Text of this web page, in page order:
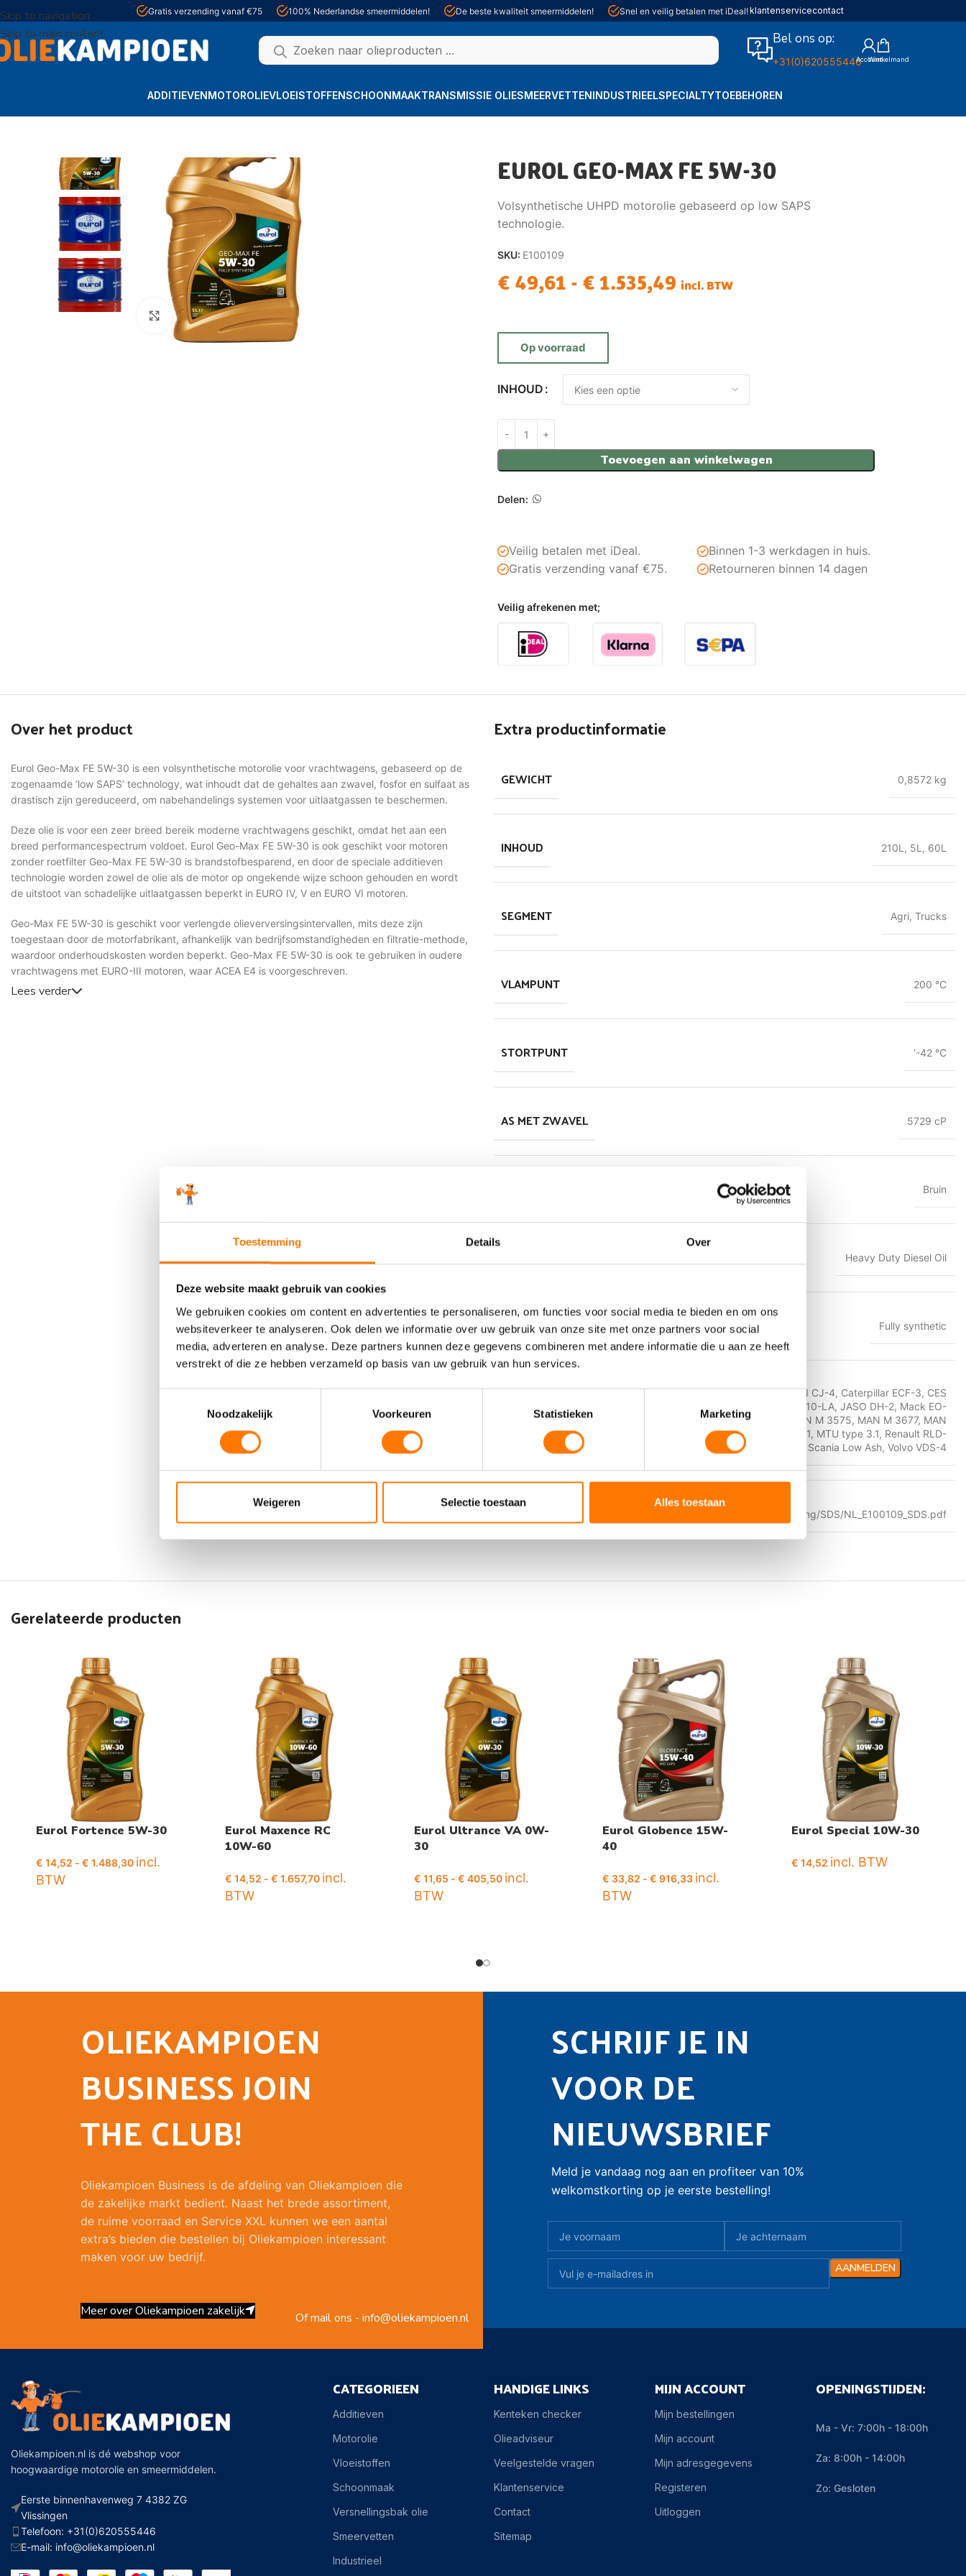
Toestemming Details Over
Deze website maakt gebruik van cookies
We gebruiken cookies om content en advertenties te personaliseren, om functies voor social media te bieden en om ons
websiteverkeer te analyseren. Ook delen we informatie over uw gebruik van onze site met onze partners voor social
media, adverteren en analyse. Deze partners kunnen deze gegevens combineren met andere informatie die u aan ze heeft
verstrekt of die ze hebben verzameld op basis van uw gebruik van hun services.
Noodzakelijk
Voorkeuren Statistieken Marketing
Weigeren Selectie toestaan Alles toestaan
Skip to navigation
Skip to main content
Gratis verzending vanaf €75 100% Nederlandse smeermiddelen! De beste kwaliteit smeermiddelen! Snel en veilig betalen met iDeal!klantenservicecontact
Bel ons op:
+31(0)620555446
ADDITIEVENMOTOROLIEVLOEISTOFFENSCHOONMAAKTRANSMISSIE OLIESMEERVETTENINDUSTRIEELSPECIALTYTOEBEHOREN
Click to enlarge
EUROL GEO-MAX FE 5W-30
Volsynthetische UHPD motorolie gebaseerd op low SAPS
technologie.
SKU: E100109
€ 49,61 - € 1.535,49 incl. BTW
Op voorraad
INHOUD
Toevoegen aan winkelwagen
Delen:
Veilig betalen met iDeal.
Gratis verzending vanaf €75.
Binnen 1-3 werkdagen in huis.
Retourneren binnen 14 dagen
Veilig afrekenen met;
Over het product
Eurol Geo-Max FE 5W-30 is een volsynthetische motorolie voor vrachtwagens, gebaseerd op de
zogenaamde ‘low SAPS’ technology, wat inhoudt dat de gehaltes aan zwavel, fosfor en sulfaat as
drastisch zijn gereduceerd, om nabehandelings systemen voor uitlaatgassen te beschermen.
Deze olie is voor een zeer breed bereik moderne vrachtwagens geschikt, omdat het aan een
breed performancespectrum voldoet. Eurol Geo-Max FE 5W-30 is ook geschikt voor motoren
zonder roetfilter Geo-Max FE 5W-30 is brandstofbesparend, en door de speciale additieven
technologie worden zowel de olie als de motor op ongekende wijze schoon gehouden en wordt
de uitstoot van schadelijke uitlaatgassen beperkt in EURO IV, V en EURO VI motoren.
Geo-Max FE 5W-30 is geschikt voor verlengde olieverversingsintervallen, mits deze zijn
toegestaan door de motorfabrikant, afhankelijk van bedrijfsomstandigheden en filtratie-methode,
waardoor onderhoudskosten worden beperkt. Geo-Max FE 5W-30 is ook te gebruiken in oudere
vrachtwagens met EURO-III motoren, waar ACEA E4 is voorgeschreven.
Lees verder
Extra productinformatie
GEWICHT 0,8572 kg
INHOUD 210L , 5L , 60L
SEGMENT Agri, Trucks
VLAMPUNT 200 °C
STORTPUNT ‘-42 °C
AS MET ZWAVEL 5729 cP
Bruin
Heavy Duty Diesel Oil
SAMENSTELLING Fully synthetic
PERFORMANCE
ACEA E4,ACEA E6,ACEA E7,ACEA E9,API CJ-4, Caterpillar ECF-3, CES
Deutz DQC IV-10-LA, JASO DH-2, Mack EO-
MAN M 3271-1,MAN M 3477 MAN M 3575, MAN M 3677, MAN
MB 228.51, MTU type 2.1, MTU type 3.1, Renault RLD-
2,Renault RLD-3 Scania Low Ash, Volvo VDS-4
VEILIGHEIDSBLADEN https://eurol.com/product_img/SDS/NL_E100109_SDS.pdf
Gerelateerde producten
Eurol Fortence 5W-30
€ 14,52 - € 1.488,30 incl.
BTW
Eurol Maxence RC
10W-60
€ 14,52 - € 1.657,70 incl.
BTW
Eurol Ultrance VA 0W-
30
€ 11,65 - € 405,50 incl.
BTW
Eurol Globence 15W-
40
€ 33,82 - € 916,33 incl.
BTW
Eurol Special 10W-30
€ 14,52 incl. BTW
OLIEKAMPIOEN
BUSINESS JOIN
THE CLUB!
Oliekampioen Business is de afdeling van Oliekampioen die
de zakelijke markt bedient. Naast het brede assortiment,
de ruime voorraad en Service XXL kunnen we een aantal
extra’s bieden die bestellen bij Oliekampioen interessant
maken voor uw bedrijf.
Meer over Oliekampioen zakelijk Of mail ons - info@oliekampioen.nl
SCHRIJF JE IN
VOOR DE
NIEUWSBRIEF
Meld je vandaag nog aan en profiteer van 10%
welkomstkorting op je eerste bestelling!
Oliekampioen.nl is dé webshop voor
hoogwaardige motorolie en smeermiddelen.
Eerste binnenhavenweg 7 4382 ZG
Vlissingen
Telefoon: +31(0)620555446
E-mail: info@oliekampioen.nl
CATEGORIEEN
Additieven
Motorolie
Vloeistoffen
Schoonmaak
Versnellingsbak olie
Smeervetten
Industrieel
HANDIGE LINKS
Kenteken checker
Olieadviseur
Veelgestelde vragen
Klantenservice
Contact
Sitemap
MIJN ACCOUNT
Mijn bestellingen
Mijn account
Mijn adresgegevens
Registeren
Uitloggen
OPENINGSTIJDEN:
Ma - Vr: 7:00h - 18:00h
Za: 8:00h - 14:00h
Zo: Gesloten